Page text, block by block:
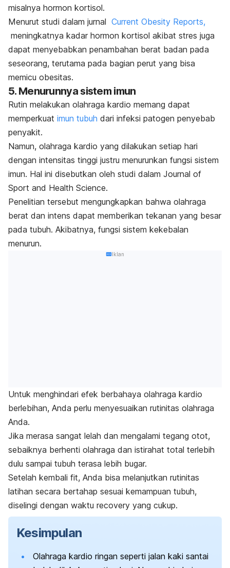
misalnya hormon kortisol.
Menurut studi dalam jurnal Current Obesity Reports,
meningkatnya kadar hormon kortisol akibat stres juga
dapat menyebabkan penambahan berat badan pada
seseorang, terutama pada bagian perut yang bisa
memicu obesitas.
5. Menurunnya sistem imun
Rutin melakukan olahraga kardio memang dapat
memperkuat imun tubuh dari infeksi patogen penyebab
penyakit.
Namun, olahraga kardio yang dilakukan setiap hari
dengan intensitas tinggi justru menurunkan fungsi sistem
imun. Hal ini disebutkan oleh studi dalam Journal of
Sport and Health Science.
Penelitian tersebut mengungkapkan bahwa olahraga
berat dan intens dapat memberikan tekanan yang besar
pada tubuh. Akibatnya, fungsi sistem kekebalan
menurun.
Iklan
Untuk menghindari efek berbahaya olahraga kardio
berlebihan, Anda perlu menyesuaikan rutinitas olahraga
Anda.
Jika merasa sangat lelah dan mengalami tegang otot,
sebaiknya berhenti olahraga dan istirahat total terlebih
dulu sampai tubuh terasa lebih bugar.
Setelah kembali fit, Anda bisa melanjutkan rutinitas
latihan secara bertahap sesuai kemampuan tubuh,
diselingi dengan waktu recovery yang cukup.
Kesimpulan
Olahraga kardio ringan seperti jalan kaki santai